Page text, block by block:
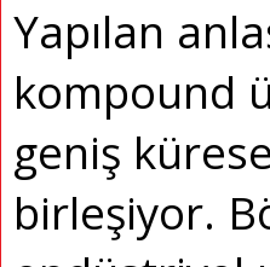
Yapılan
kompound
geniş
birleşiyor.